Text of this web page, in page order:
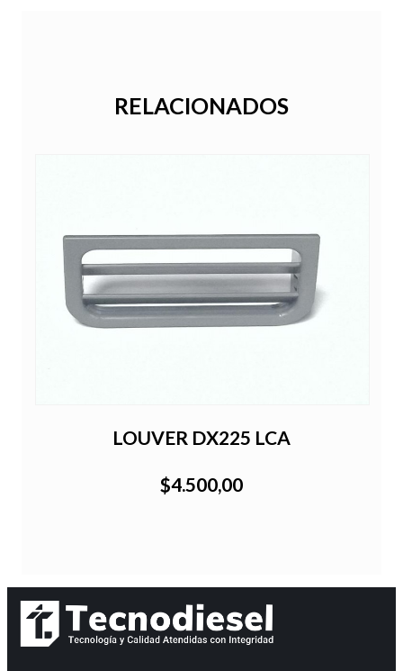
RELACIONADOS
LOUVER DX225 LCA
$4.500,00